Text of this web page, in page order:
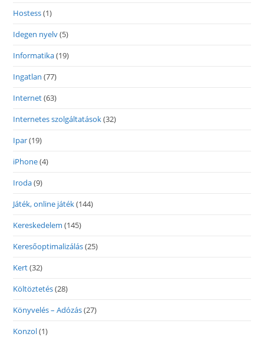
Hostess(1)
Idegen nyelv(5)
Informatika(19)
Ingatlan (77)
Internet(63)
Internetes szolgáltatások(32)
Ipar(19)
iPhone(4)
Iroda(9)
Játék, online játék(144)
Kereskedelem (145)
Keresőoptimalizálás(25)
Kert(32)
Költöztetés(28)
Könyvelés – Adózás(27)
Konzol(1)